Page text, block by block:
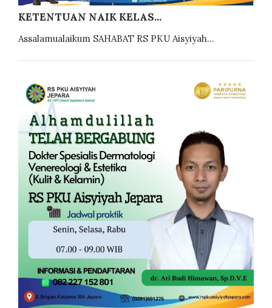
KETENTUAN NAIK KELAS...
Assalamualaikum SAHABAT RS PKU Aisyiyah...